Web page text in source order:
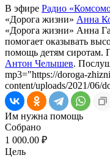
В эфире Радио
«Дорога жизни» Анна
«Дорога жизни» Анна
помогает оказывать
помощь детям сиротам.
Антон Челышев.
mp3="https://doroga-
content/uploads/2021/06/
Им нужна помощь
Собрано
1 000.00 ₽
Цель